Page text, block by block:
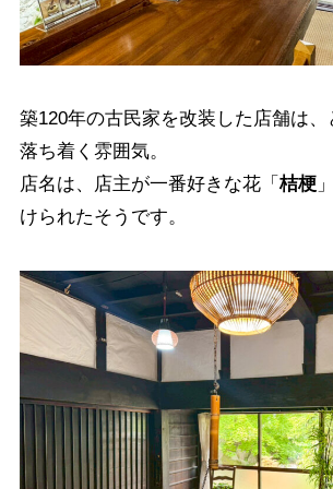
築120年の古民家を改装した店舗は、
落ち着く雰囲気。
店名は、店主が一番好きな花「 桔梗
けられたそうです。